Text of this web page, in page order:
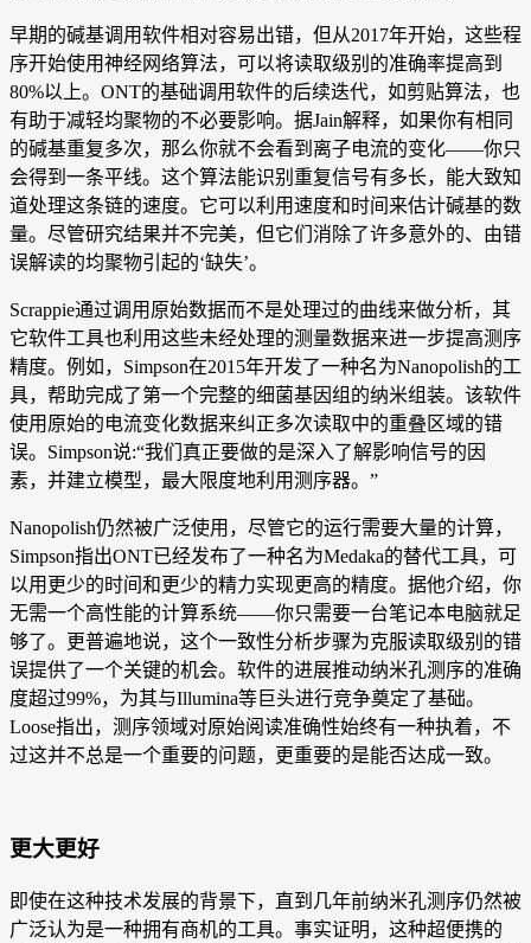
早期的碱基调用软件相对容易出错，但从2017年开始，这些程
序开始使用神经网络算法，可以将读取级别的准确率提高到
80%以上。ONT的基础调用软件的后续迭代，如剪贴算法，也
有助于减轻均聚物的不必要影响。据Jain解释，如果你有相同
的碱基重复多次，那么你就不会看到离子电流的变化——你只
会得到一条平线。这个算法能识别重复信号有多长，能大致知
道处理这条链的速度。它可以利用速度和时间来估计碱基的数
量。尽管研究结果并不完美，但它们消除了许多意外的、由错
误解读的均聚物引起的‘缺失’。
Scrappie通过调用原始数据而不是处理过的曲线来做分析，其
它软件工具也利用这些未经处理的测量数据来进一步提高测序
精度。例如，Simpson在2015年开发了一种名为Nanopolish的工
具，帮助完成了第一个完整的细菌基因组的纳米组装。该软件
使用原始的电流变化数据来纠正多次读取中的重叠区域的错
误。Simpson说:“我们真正要做的是深入了解影响信号的因
素，并建立模型，最大限度地利用测序器。”
Nanopolish仍然被广泛使用，尽管它的运行需要大量的计算，
Simpson指出ONT已经发布了一种名为Medaka的替代工具，可
以用更少的时间和更少的精力实现更高的精度。据他介绍，你
无需一个高性能的计算系统——你只需要一台笔记本电脑就足
够了。更普遍地说，这个一致性分析步骤为克服读取级别的错
误提供了一个关键的机会。软件的进展推动纳米孔测序的准确
度超过99%，为其与Illumina等巨头进行竞争奠定了基础。
Loose指出，测序领域对原始阅读准确性始终有一种执着，不
过这并不总是一个重要的问题，更重要的是能否达成一致。
更大更好
即使在这种技术发展的背景下，直到几年前纳米孔测序仍然被
广泛认为是一种拥有商机的工具。事实证明，这种超便携的